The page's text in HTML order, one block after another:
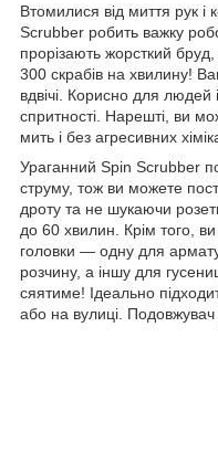
Втомилися від миття рук і
Scrubber робить важку
прорізають жорсткий
300 скрабів на хвилину!
вдвічі. Корисно для
спритності. Нарешті, ви
мить і без агресивних
Ураганний Spin Scrubber
струму, тож ви можете
дроту та не шукаючи
до 60 хвилин. Крім того, ви
головки — одну для
розчину, а іншу для
сяятиме! Ідеально
або на вулиці. Подовжувач